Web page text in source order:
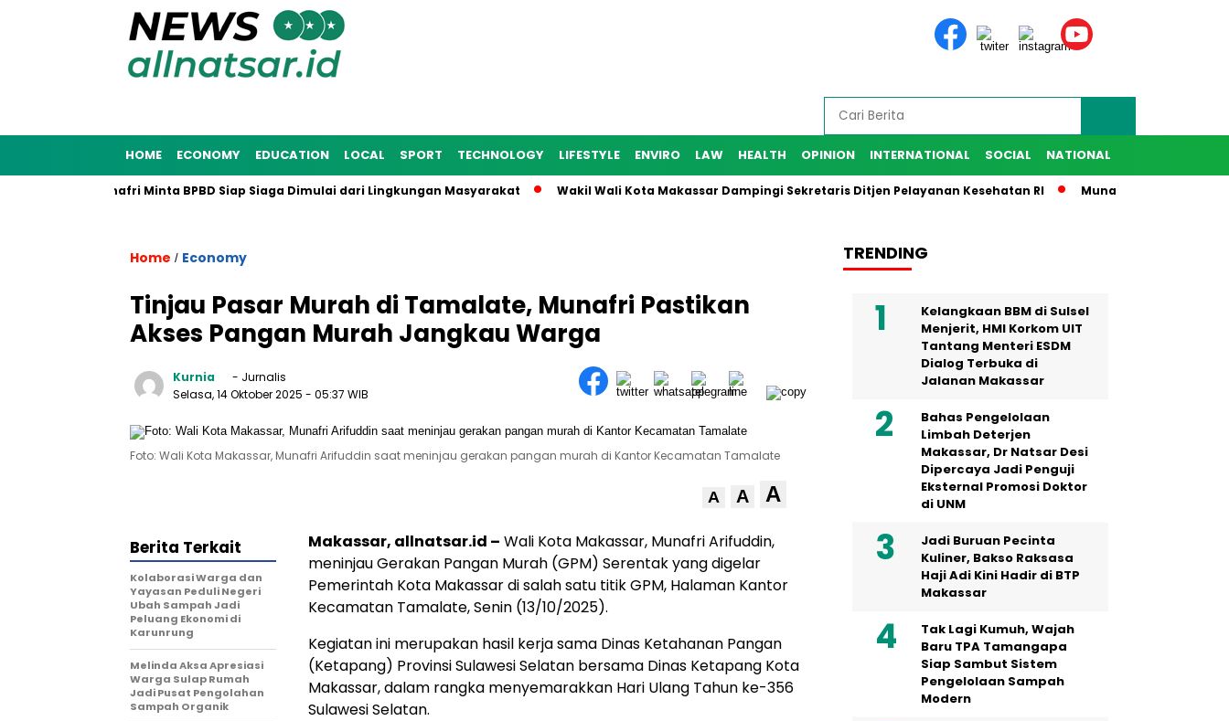
HOME ECONOMY EDUCATION LOCAL SPORT TECHNOLOGY LIFESTYLE ENVIRO LAW HEALTH OPINION INTERNATIONAL SOCIAL NATIONAL
2025, Munafri Minta BPBD Siap Siaga Dimulai dari Lingkungan Masyarakat Wakil Wali Kota Makassar Dampingi Sekretaris Ditjen Pelayanan Kesehatan RI Munafri Harap IKA
Home / Economy
Tinjau Pasar Murah di Tamalate, Munafri Pastikan
Akses Pangan Murah Jangkau Warga
Kurnia
- Jurnalis
Selasa, 14 Oktober 2025 - 05:37 WIB
Foto: Wali Kota Makassar, Munafri Arifuddin saat meninjau gerakan pangan murah di Kantor Kecamatan Tamalate
A A A
Makassar, allnatsar.id – Wali Kota Makassar, Munafri Arifuddin,
meninjau Gerakan Pangan Murah (GPM) Serentak yang digelar
Pemerintah Kota Makassar di salah satu titik GPM, Halaman Kantor
Kecamatan Tamalate, Senin (13/10/2025).
Kegiatan ini merupakan hasil kerja sama Dinas Ketahanan Pangan
(Ketapang) Provinsi Sulawesi Selatan bersama Dinas Ketapang Kota
Makassar, dalam rangka menyemarakkan Hari Ulang Tahun ke-356
Sulawesi Selatan.
Berita Terkait
Kolaborasi Warga dan
Yayasan Peduli Negeri
Ubah Sampah Jadi
Peluang Ekonomi di
Karunrung
Melinda Aksa Apresiasi
Warga Sulap Rumah
Jadi Pusat Pengolahan
Sampah Organik
TRENDING
Kelangkaan BBM di Sulsel
Menjerit, HMI Korkom UIT
Tantang Menteri ESDM
Dialog Terbuka di
Jalanan Makassar
Bahas Pengelolaan
Limbah Deterjen
Makassar, Dr Natsar Desi
Dipercaya Jadi Penguji
Eksternal Promosi Doktor
di UNM
Jadi Buruan Pecinta
Kuliner, Bakso Raksasa
Haji Adi Kini Hadir di BTP
Makassar
Tak Lagi Kumuh, Wajah
Baru TPA Tamangapa
Siap Sambut Sistem
Pengelolaan Sampah
Modern